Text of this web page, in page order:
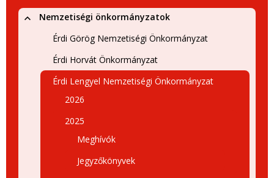
Nemzetiségi önkormányzatok
Érdi Görög Nemzetiségi Önkormányzat
Érdi Horvát Önkormányzat
Érdi Lengyel Nemzetiségi Önkormányzat
2026
2025
Meghívók
Jegyzőkönyvek